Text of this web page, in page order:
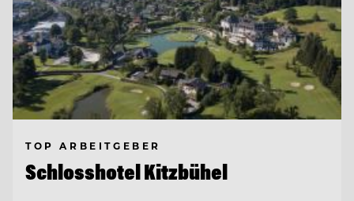
TOP ARBEITGEBER
Schlosshotel Kitzbühel